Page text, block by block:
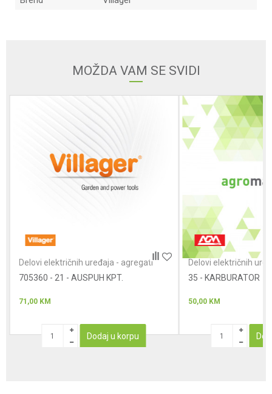
POŠALJI
MOŽDA VAM SE SVIDI
Delovi električnih uređaja - agregati
705360 - 21 - AUSPUH KPT.
71,00 KM
Dodaj u korpu
Delovi električnih
35 - KARBURATOR
50,00 KM